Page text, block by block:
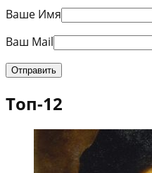
Ваше Имя
Ваш Mail
Топ-12